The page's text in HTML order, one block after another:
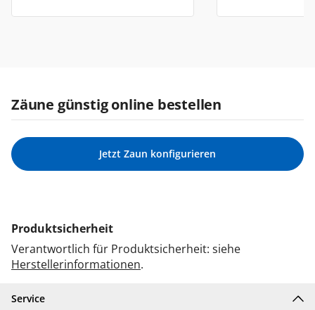
Zäune günstig online bestellen
Jetzt Zaun konfigurieren
Produktsicherheit
Verantwortlich für Produktsicherheit: siehe
Herstellerinformationen.
Service